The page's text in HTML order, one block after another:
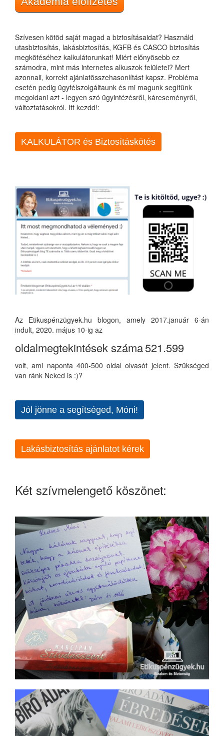
Szívesen kötöd saját magad a biztosításaidat? Használd
utasbiztosítás, lakásbiztosítás, KGFB és CASCO biztosítás
megkötéséhez kalkulátorunkat! Miért előnyösebb ez
számodra, mint más internetes alkuszok felületei? Mert
azonnali, korrekt ajánlatösszehasonlítást kapsz. Probléma
esetén pedig ügyfélszolgáltaunk és mi magunk segítünk
megoldani azt - legyen szó ügyintézésről, káreseményről,
változtatásokról. Itt kezdd!:
KALKULÁTOR és Biztosításkötés
Az Etikuspénzügyek.hu blogon, amely 2017.január 6-án
indult, 2020. május 10-ig az
oldalmegtekintések száma521.599
volt, ami naponta 400-500 oldal olvasót jelent. Szükséged
van ránk Neked is :)?
Jól jönne a segítséged, Móni!
Lakásbiztosítás ajánlatot kérek
Két szívmelengető köszönet: